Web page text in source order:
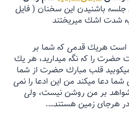
باشنيدن اين سخنان ( فايل
شدت اشك میريختند
است هريك قدمى كه شما بر
حضرت را كه نگه میداريد، هر يك
قلب مبارك حضرت از شما
دعا میكند من این ادعا را نمى
شواهد بر من روشن نيست، ولى
هرجای زمین هستند….